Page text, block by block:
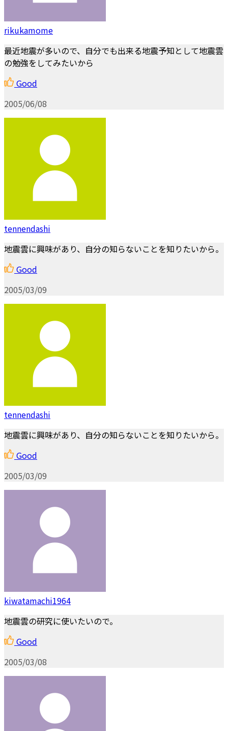
rikukamome
最近地震が多いので、自分でも出来る地震予知として地震雲
の勉強をしてみたいから
Good
2005/06/08
tennendashi
地震雲に興味があり、自分の知らないことを知りたいから。
Good
2005/03/09
tennendashi
地震雲に興味があり、自分の知らないことを知りたいから。
Good
2005/03/09
kiwatamachi1964
地震雲の研究に使いたいので。
Good
2005/03/08